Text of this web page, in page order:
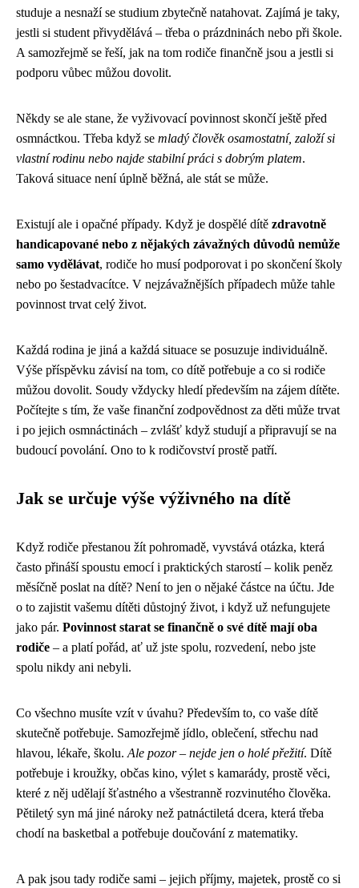
studuje a nesnaží se studium zbytečně natahovat. Zajímá je taky,
jestli si student přivydělává – třeba o prázdninách nebo při škole.
A samozřejmě se řeší, jak na tom rodiče finančně jsou a jestli si
podporu vůbec můžou dovolit.
Někdy se ale stane, že vyživovací povinnost skončí ještě před
osmnáctkou. Třeba když se mladý člověk osamostatní, založí si
vlastní rodinu nebo najde stabilní práci s dobrým platem.
Taková situace není úplně běžná, ale stát se může.
Existují ale i opačné případy. Když je dospělé dítě zdravotně
handicapované nebo z nějakých závažných důvodů nemůže
samo vydělávat, rodiče ho musí podporovat i po skončení školy
nebo po šestadvacítce. V nejzávažnějších případech může tahle
povinnost trvat celý život.
Každá rodina je jiná a každá situace se posuzuje individuálně.
Výše příspěvku závisí na tom, co dítě potřebuje a co si rodiče
můžou dovolit. Soudy vždycky hledí především na zájem dítěte.
Počítejte s tím, že vaše finanční zodpovědnost za děti může trvat
i po jejich osmnáctinách – zvlášť když studují a připravují se na
budoucí povolání. Ono to k rodičovství prostě patří.
Jak se určuje výše výživného na dítě
Když rodiče přestanou žít pohromadě, vyvstává otázka, která
často přináší spoustu emocí i praktických starostí – kolik peněz
měsíčně poslat na dítě? Není to jen o nějaké částce na účtu. Jde
o to zajistit vašemu dítěti důstojný život, i když už nefungujete
jako pár. Povinnost starat se finančně o své dítě mají oba
rodiče – a platí pořád, ať už jste spolu, rozvedení, nebo jste
spolu nikdy ani nebyli.
Co všechno musíte vzít v úvahu? Především to, co vaše dítě
skutečně potřebuje. Samozřejmě jídlo, oblečení, střechu nad
hlavou, lékaře, školu. Ale pozor – nejde jen o holé přežití. Dítě
potřebuje i kroužky, občas kino, výlet s kamarády, prostě věci,
které z něj udělají šťastného a všestranně rozvinutého člověka.
Pětiletý syn má jiné nároky než patnáctiletá dcera, která třeba
chodí na basketbal a potřebuje doučování z matematiky.
A pak jsou tady rodiče sami – jejich příjmy, majetek, prostě co si